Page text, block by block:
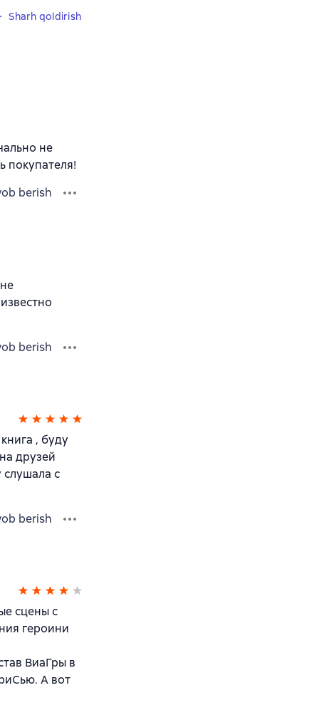
Sharh qoldirish
не
покупателя!
berish
berish
, буду
друзей
слушала с
berish
сцены с
героини
ВиаГры в
А вот